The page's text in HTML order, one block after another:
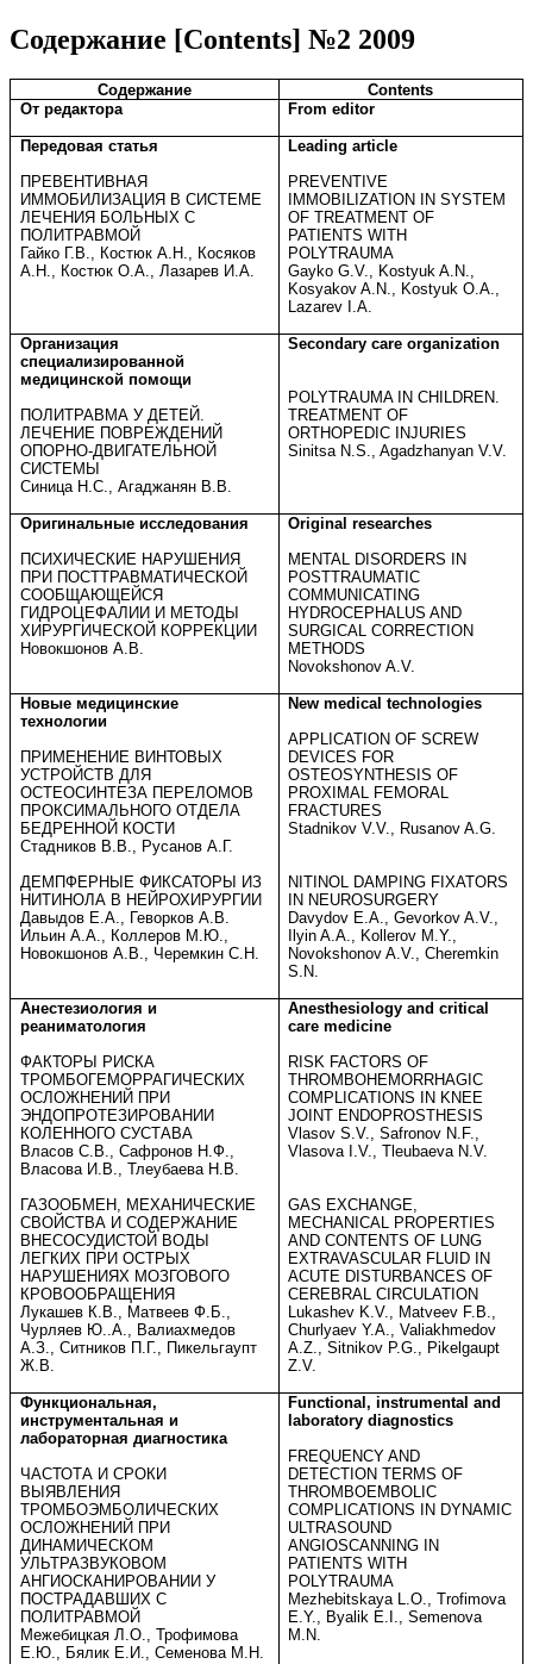
Содержание [Contents] №2 2009
Содержание
Contents
От редактора
From editor
Передовая статья
ПРЕВЕНТИВНАЯ
ИММОБИЛИЗАЦИЯ В СИСТЕМЕ
ЛЕЧЕНИЯ БОЛЬНЫХ С
ПОЛИТРАВМОЙ
Гайко Г.В., Костюк А.Н., Косяков
А.Н., Костюк О.А., Лазарев И.А.
Leading article
PREVENTIVE
IMMOBILIZATION IN SYSTEM
OF TREATMENT OF
PATIENTS WITH
POLYTRAUMA
Gayko G.V., Kostyuk A.N.,
Kosyakov A.N., Kostyuk O.A.,
Lazarev I.A.
Организация
специализированной
медицинской помощи
ПОЛИТРАВМА У ДЕТЕЙ.
ЛЕЧЕНИЕ ПОВРЕЖДЕНИЙ
ОПОРНО-ДВИГАТЕЛЬНОЙ
СИСТЕМЫ
Синица Н.С., Агаджанян В.В.
Secondary care organization
POLYTRAUMA IN CHILDREN.
TREATMENT OF
ORTHOPEDIC INJURIES
Sinitsa N.S., Agadzhanyan V.V.
Оригинальные исследования
ПСИХИЧЕСКИЕ НАРУШЕНИЯ
ПРИ ПОСТТРАВМАТИЧЕСКОЙ
СООБЩАЮЩЕЙСЯ
ГИДРОЦЕФАЛИИ И МЕТОДЫ
ХИРУРГИЧЕСКОЙ КОРРЕКЦИИ
Новокшонов А.В.
Original researches
MENTAL DISORDERS IN
POSTTRAUMATIC
COMMUNICATING
HYDROCEPHALUS AND
SURGICAL CORRECTION
METHODS
Novokshonov A.V.
Новые медицинские
технологии
ПРИМЕНЕНИЕ ВИНТОВЫХ
УСТРОЙСТВ ДЛЯ
ОСТЕОСИНТЕЗА ПЕРЕЛОМОВ
ПРОКСИМАЛЬНОГО ОТДЕЛА
БЕДРЕННОЙ КОСТИ
Стадников В.В., Русанов А.Г.
ДЕМПФЕРНЫЕ ФИКСАТОРЫ ИЗ
НИТИНОЛА В НЕЙРОХИРУРГИИ
Давыдов Е.А., Геворков А.В.
Ильин А.А., Коллеров М.Ю.,
Новокшонов А.В., Черемкин С.Н.
New medical technologies
APPLICATION OF SCREW
DEVICES FOR
OSTEOSYNTHESIS OF
PROXIMAL FEMORAL
FRACTURES
Stadnikov V.V., Rusanov A.G.
NITINOL DAMPING FIXATORS
IN NEUROSURGERY
Davydov E.A., Gevorkov A.V.,
Ilyin A.A., Kollerov M.Y.,
Novokshonov A.V., Cheremkin
S.N.
Анестезиология и
реаниматология
ФАКТОРЫ РИСКА
ТРОМБОГЕМОРРАГИЧЕСКИХ
ОСЛОЖНЕНИЙ ПРИ
ЭНДОПРОТЕЗИРОВАНИИ
КОЛЕННОГО СУСТАВА
Власов С.В., Сафронов Н.Ф.,
Власова И.В., Тлеубаева Н.В.
ГАЗООБМЕН, МЕХАНИЧЕСКИЕ
СВОЙСТВА И СОДЕРЖАНИЕ
ВНЕСОСУДИСТОЙ ВОДЫ
ЛЕГКИХ ПРИ ОСТРЫХ
НАРУШЕНИЯХ МОЗГОВОГО
КРОВООБРАЩЕНИЯ
Лукашев К.В., Матвеев Ф.Б.,
Чурляев Ю..А., Валиахмедов
А.З., Ситников П.Г., Пикельгаупт
Ж.В.
Anesthesiology and critical
care medicine
RISK FACTORS OF
THROMBOHEMORRHAGIC
COMPLICATIONS IN KNEE
JOINT ENDOPROSTHESIS
Vlasov S.V., Safronov N.F.,
Vlasova I.V., Tleubaeva N.V.
GAS EXCHANGE,
MECHANICAL PROPERTIES
AND CONTENTS OF LUNG
EXTRAVASCULAR FLUID IN
ACUTE DISTURBANCES OF
CEREBRAL CIRCULATION
Lukashev K.V., Matveev F.B.,
Churlyaev Y.A., Valiakhmedov
A.Z., Sitnikov P.G., Pikelgaupt
Z.V.
Функциональная,
инструментальная и
лабораторная диагностика
ЧАСТОТА И СРОКИ
ВЫЯВЛЕНИЯ
ТРОМБОЭМБОЛИЧЕСКИХ
ОСЛОЖНЕНИЙ ПРИ
ДИНАМИЧЕСКОМ
УЛЬТРАЗВУКОВОМ
АНГИОСКАНИРОВАНИИ У
ПОСТРАДАВШИХ С
ПОЛИТРАВМОЙ
Межебицкая Л.О., Трофимова
Е.Ю., Бялик Е.И., Семенова М.Н.
Functional, instrumental and
laboratory diagnostics
FREQUENCY AND
DETECTION TERMS OF
THROMBOEMBOLIC
COMPLICATIONS IN DYNAMIC
ULTRASOUND
ANGIOSCANNING IN
PATIENTS WITH
POLYTRAUMA
Mezhebitskaya L.O., Trofimova
E.Y., Byalik E.I., Semenova
M.N.